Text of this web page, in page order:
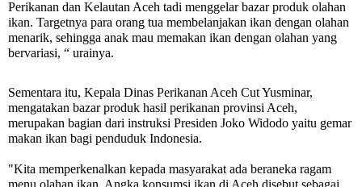
Perikanan dan Kelautan Aceh tadi menggelar bazar produk olahan
ikan. Targetnya para orang tua membelanjakan ikan dengan olahan
menarik, sehingga anak mau memakan ikan dengan olahan yang
bervariasi, “ urainya.
Sementara itu, Kepala Dinas Perikanan Aceh Cut Yusminar,
mengatakan bazar produk hasil perikanan provinsi Aceh,
merupakan bagian dari instruksi Presiden Joko Widodo yaitu gemar
makan ikan bagi penduduk Indonesia.
"Kita memperkenalkan kepada masyarakat ada beraneka ragam
menu olahan ikan. Angka konsumsi ikan di Aceh disebut sebagai